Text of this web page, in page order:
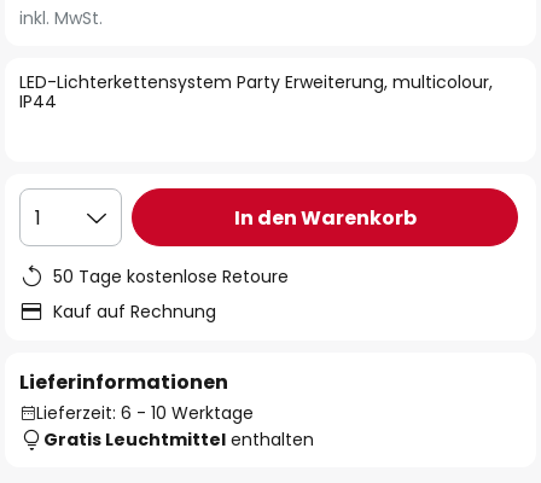
der
springen
LED-Lichterkettensystem Party Erweiterung, multicolour,
IP44
inkl. MwSt.
1 In den Warenkorb
50 Tage kostenlose Retoure
Kauf auf Rechnung
Lieferinformationen
Lieferzeit: 6 - 10 Werktage
Gratis Leuchtmittel enthalten